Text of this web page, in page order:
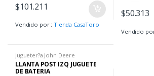
$101.211
Vendido por :Tienda CasaToro
$50.313
Vendido
Jugueter?a John Deere
LLANTA POST IZQ JUGUETE
DE BATERIA